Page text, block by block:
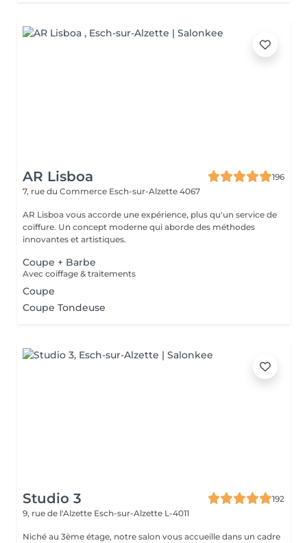
AR Lisboa
196
7, rue du Commerce Esch-sur-Alzette 4067
AR Lisboa vous accorde une expérience, plus qu'un service de
coiffure. Un concept moderne qui aborde des méthodes
innovantes et artistiques.
Coupe + Barbe
Avec coiffage & traitements
Coupe
Coupe Tondeuse
Studio 3
192
9, rue de l'Alzette Esch-sur-Alzette L-4011
Niché au 3ème étage, notre salon vous accueille dans un cadre